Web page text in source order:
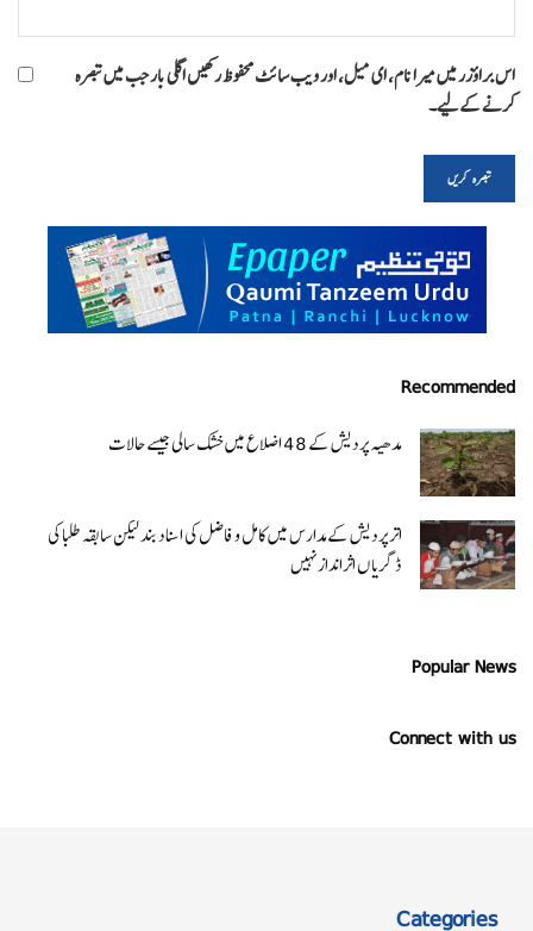
اس براؤزر میں میرا نام، ای میل، اور ویب سائٹ محفوظ رکھیں اگلی بار جب میں تبصرہ
کرنے کےلیے۔
Recommended
مدھیہ پردیش کے 48 اضلاع میں خشک سالی جیسے حالات
اتر پردیش کےمدارس میں کامل و فاضل کی اسناد بند لیکن سابقہ طلبا کی
ڈگریا ں اثرانداز نہیں
Popular News
Connect with us
Categories